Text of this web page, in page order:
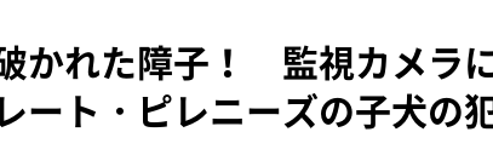
かれた障子！ 監視カメラ
ート・ピレニーズの子犬の